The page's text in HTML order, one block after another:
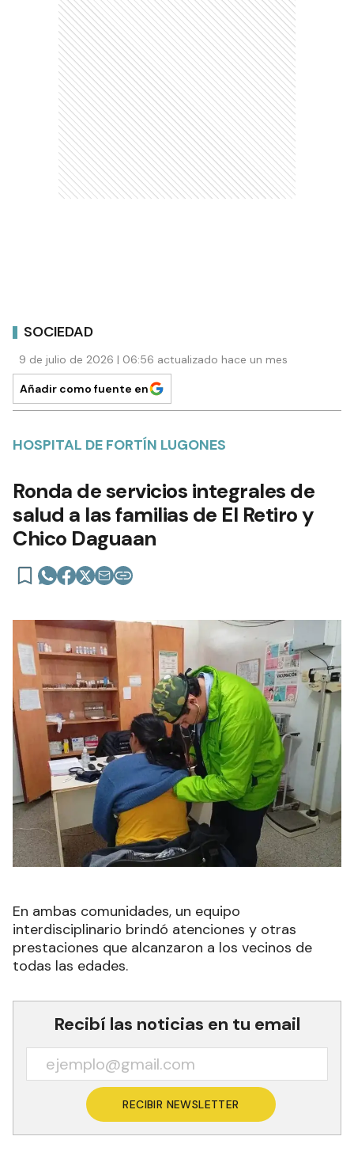
SOCIEDAD
9 de julio de 2026 | 06:56 actualizado hace un mes
Añadir como fuente en
HOSPITAL DE FORTÍN LUGONES
Ronda de servicios integrales de
salud a las familias de El Retiro y
Chico Daguaan
En ambas comunidades, un equipo
interdisciplinario brindó atenciones y otras
prestaciones que alcanzaron a los vecinos de
todas las edades.
Recibí las noticias en tu email
RECIBIR NEWSLETTER